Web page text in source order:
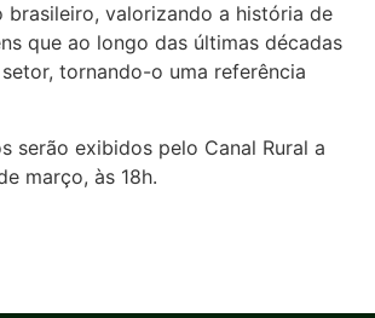
brasileiro, valorizando a história de
que ao longo das últimas décadas
tornando-o uma referência
serão exibidos pelo Canal Rural a
março, às 18h.